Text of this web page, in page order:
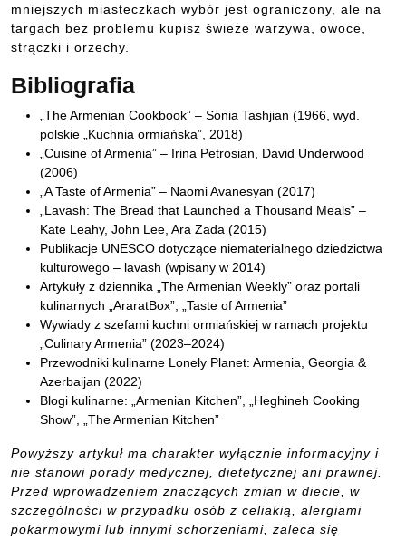
mniejszych miasteczkach wybór jest ograniczony, ale na
targach bez problemu kupisz świeże warzywa, owoce,
strączki i orzechy.
Bibliografia
„The Armenian Cookbook” – Sonia Tashjian (1966, wyd.
polskie „Kuchnia ormiańska”, 2018)
„Cuisine of Armenia” – Irina Petrosian, David Underwood
(2006)
„A Taste of Armenia” – Naomi Avanesyan (2017)
„Lavash: The Bread that Launched a Thousand Meals” –
Kate Leahy, John Lee, Ara Zada (2015)
Publikacje UNESCO dotyczące niematerialnego dziedzictwa
kulturowego – lavash (wpisany w 2014)
Artykuły z dziennika „The Armenian Weekly” oraz portali
kulinarnych „AraratBox”, „Taste of Armenia”
Wywiady z szefami kuchni ormiańskiej w ramach projektu
„Culinary Armenia” (2023–2024)
Przewodniki kulinarne Lonely Planet: Armenia, Georgia &
Azerbaijan (2022)
Blogi kulinarne: „Armenian Kitchen”, „Heghineh Cooking
Show”, „The Armenian Kitchen”
Powyższy artykuł ma charakter wyłącznie informacyjny i
nie stanowi porady medycznej, dietetycznej ani prawnej.
Przed wprowadzeniem znaczących zmian w diecie, w
szczególności w przypadku osób z celiakią, alergiami
pokarmowymi lub innymi schorzeniami, zaleca się